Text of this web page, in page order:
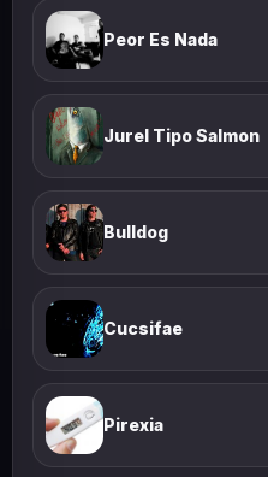
Peor Es Nada
Jurel Tipo Salmon
Bulldog
Cucsifae
Pirexia